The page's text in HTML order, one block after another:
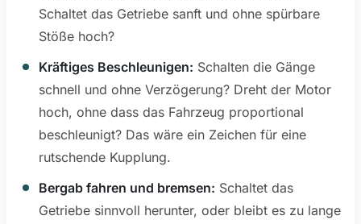
Schaltet das Getriebe sanft und ohne spürbare
Stöße hoch?
Kräftiges Beschleunigen: Schalten die Gänge
schnell und ohne Verzögerung? Dreht der Motor
hoch, ohne dass das Fahrzeug proportional
beschleunigt? Das wäre ein Zeichen für eine
rutschende Kupplung.
Bergab fahren und bremsen: Schaltet das
Getriebe sinnvoll herunter, oder bleibt es zu lange